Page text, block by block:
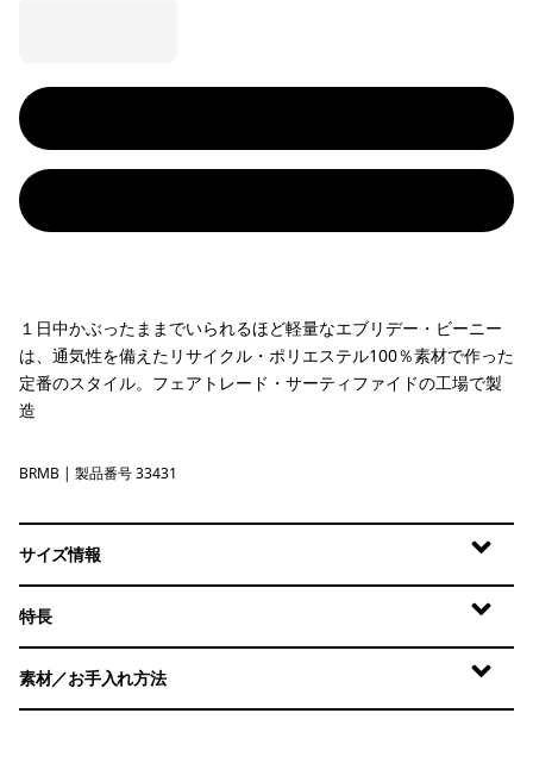
１日中かぶったままでいられるほど軽量なエブリデー・ビーニー
は、通気性を備えたリサイクル・ポリエステル100％素材で作った
定番のスタイル。フェアトレード・サーティファイドの工場で製
造
Berm Brown
BRMB | 製品番号 33431
サイズ情報
特長
素材／お手入れ方法